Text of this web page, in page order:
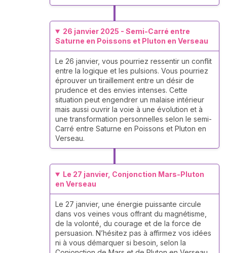
26 janvier 2025 - Semi-Carré entre
Saturne en Poissons et Pluton en Verseau
Le 26 janvier, vous pourriez ressentir un conflit
entre la logique et les pulsions. Vous pourriez
éprouver un tiraillement entre un désir de
prudence et des envies intenses. Cette
situation peut engendrer un malaise intérieur
mais aussi ouvrir la voie à une évolution et à
une transformation personnelles selon le semi-
Carré entre Saturne en Poissons et Pluton en
Verseau.
Le 27 janvier, Conjonction Mars-Pluton
en Verseau
Le 27 janvier, une énergie puissante circule
dans vos veines vous offrant du magnétisme,
de la volonté, du courage et de la force de
persuasion. N’hésitez pas à affirmez vos idées
ni à vous démarquer si besoin, selon la